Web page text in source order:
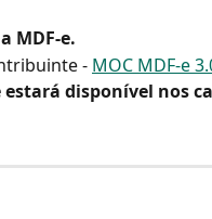
MDF-e.
- MOC MDF-e
disponível nos